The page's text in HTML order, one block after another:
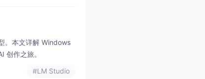
。本文详解 Windows
创作之旅。
#LM Studio